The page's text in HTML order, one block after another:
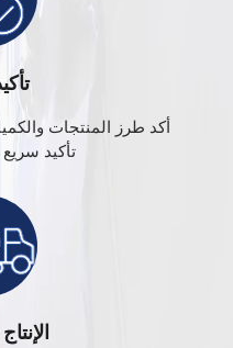
أكد طرز المنتجات
تأكيد